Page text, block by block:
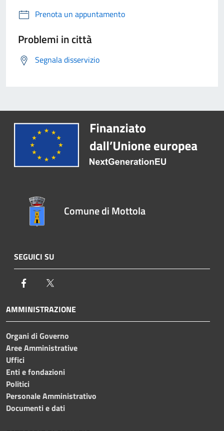
Prenota un appuntamento
Problemi in città
Segnala disservizio
Comune di Mottola
SEGUICI SU
Facebook
AMMINISTRAZIONE
Organi di Governo
Aree Amministrative
Uffici
Enti e fondazioni
Politici
Personale Amministrativo
Documenti e dati